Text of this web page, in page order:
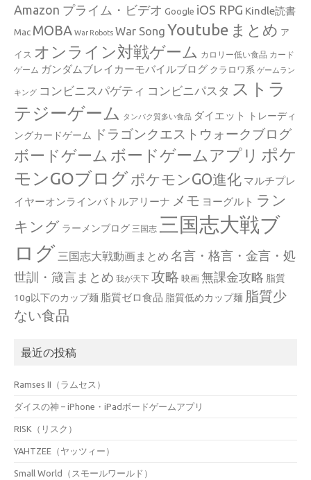
Amazon プライム・ビデオ Google iOS RPG Kindle読書
Mac MOBA War Robots War Song Youtube まとめ ア
イス オンライン対戦ゲーム カロリー低い食品 カード
ゲーム ガンダムブレイカーモバイルブログ クラロワ系 ゲームラン
キング コンビニスパゲティ コンビニパスタ ストラ
テジーゲーム
タンパク質多い食品 ダイエット
トレーディ
ングカードゲーム
ドラゴンクエストウォークブログ
ボードゲーム ボードゲームアプリ ポケ
モンGOブログ ポケモンGO進化 マルチプレ
イヤーオンラインバトルアリーナ メモ ヨーグルト ラン
キング ラーメンブログ 三国志 三国志大戦ブ
ログ 三国志大戦動画まとめ 名言・格言・金言・処
世訓・箴言まとめ 我が天下 攻略 映画 無課金攻略 脂質
10g以下のカップ麺 脂質ゼロ食品 脂質低めカップ麺 脂質少
ない食品
最近の投稿
Ramses II（ラムセス）
ダイスの神 – iPhone・iPadボードゲームアプリ
RISK（リスク）
YAHTZEE（ヤッツィー）
Small World（スモールワールド）